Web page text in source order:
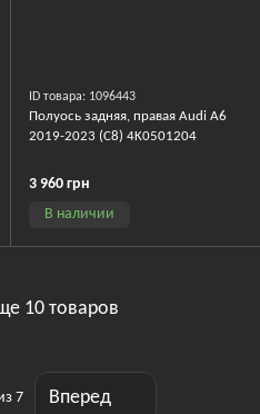
ID товара: 1096443
Полуось задняя, ​​правая Audi A6
2019-2023 (C8) 4K0501204
3 960 грн
В наличии
10 товаров
7 Вперед